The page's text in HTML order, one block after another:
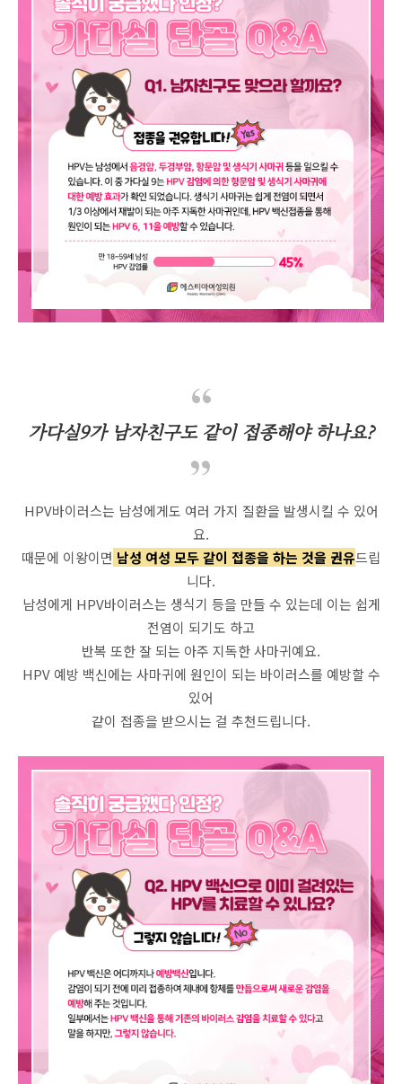
가다실9가 남자친구도 같이 접종해야 하나요?
HPV바이러스는 남성에게도 여러 가지 질환을 발생시킬 수 있어
요.
때문에 이왕이면 남성 여성 모두 같이 접종을 하는 것을 권유드립
니다.
남성에게 HPV바이러스는 생식기 등을 만들 수 있는데 이는 쉽게
전염이 되기도 하고
반복 또한 잘 되는 아주 지독한 사마귀예요.
HPV 예방 백신에는 사마귀에 원인이 되는 바이러스를 예방할 수
있어
같이 접종을 받으시는 걸 추천드립니다.